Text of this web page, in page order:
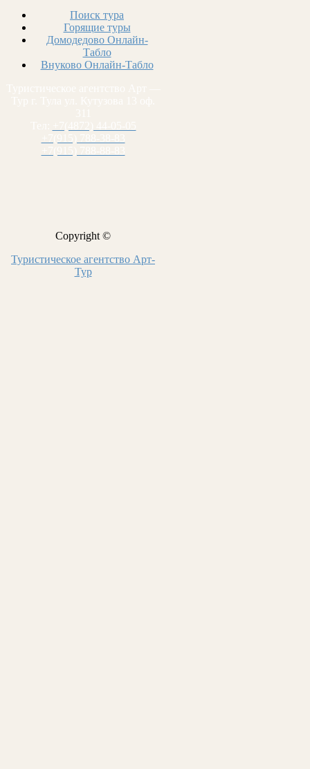
Поиск тура
Горящие туры
Домодедово Онлайн-
Табло
Внуково Онлайн-Табло
Copyright ©
Туристическое агентство Арт-
Тур